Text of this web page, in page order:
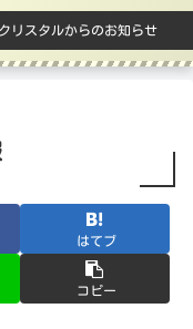
スタルからのお知らせ
はてブ
コピー